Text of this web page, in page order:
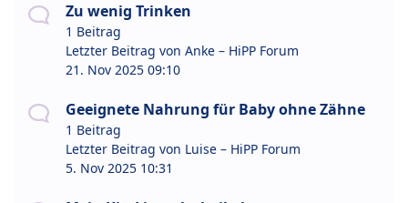
Zu wenig Trinken
1 Beitrag
Letzter Beitrag von Anke – HiPP Forum
21. Nov 2025 09:10
Geeignete Nahrung für Baby ohne Zähne
1 Beitrag
Letzter Beitrag von Luise – HiPP Forum
5. Nov 2025 10:31